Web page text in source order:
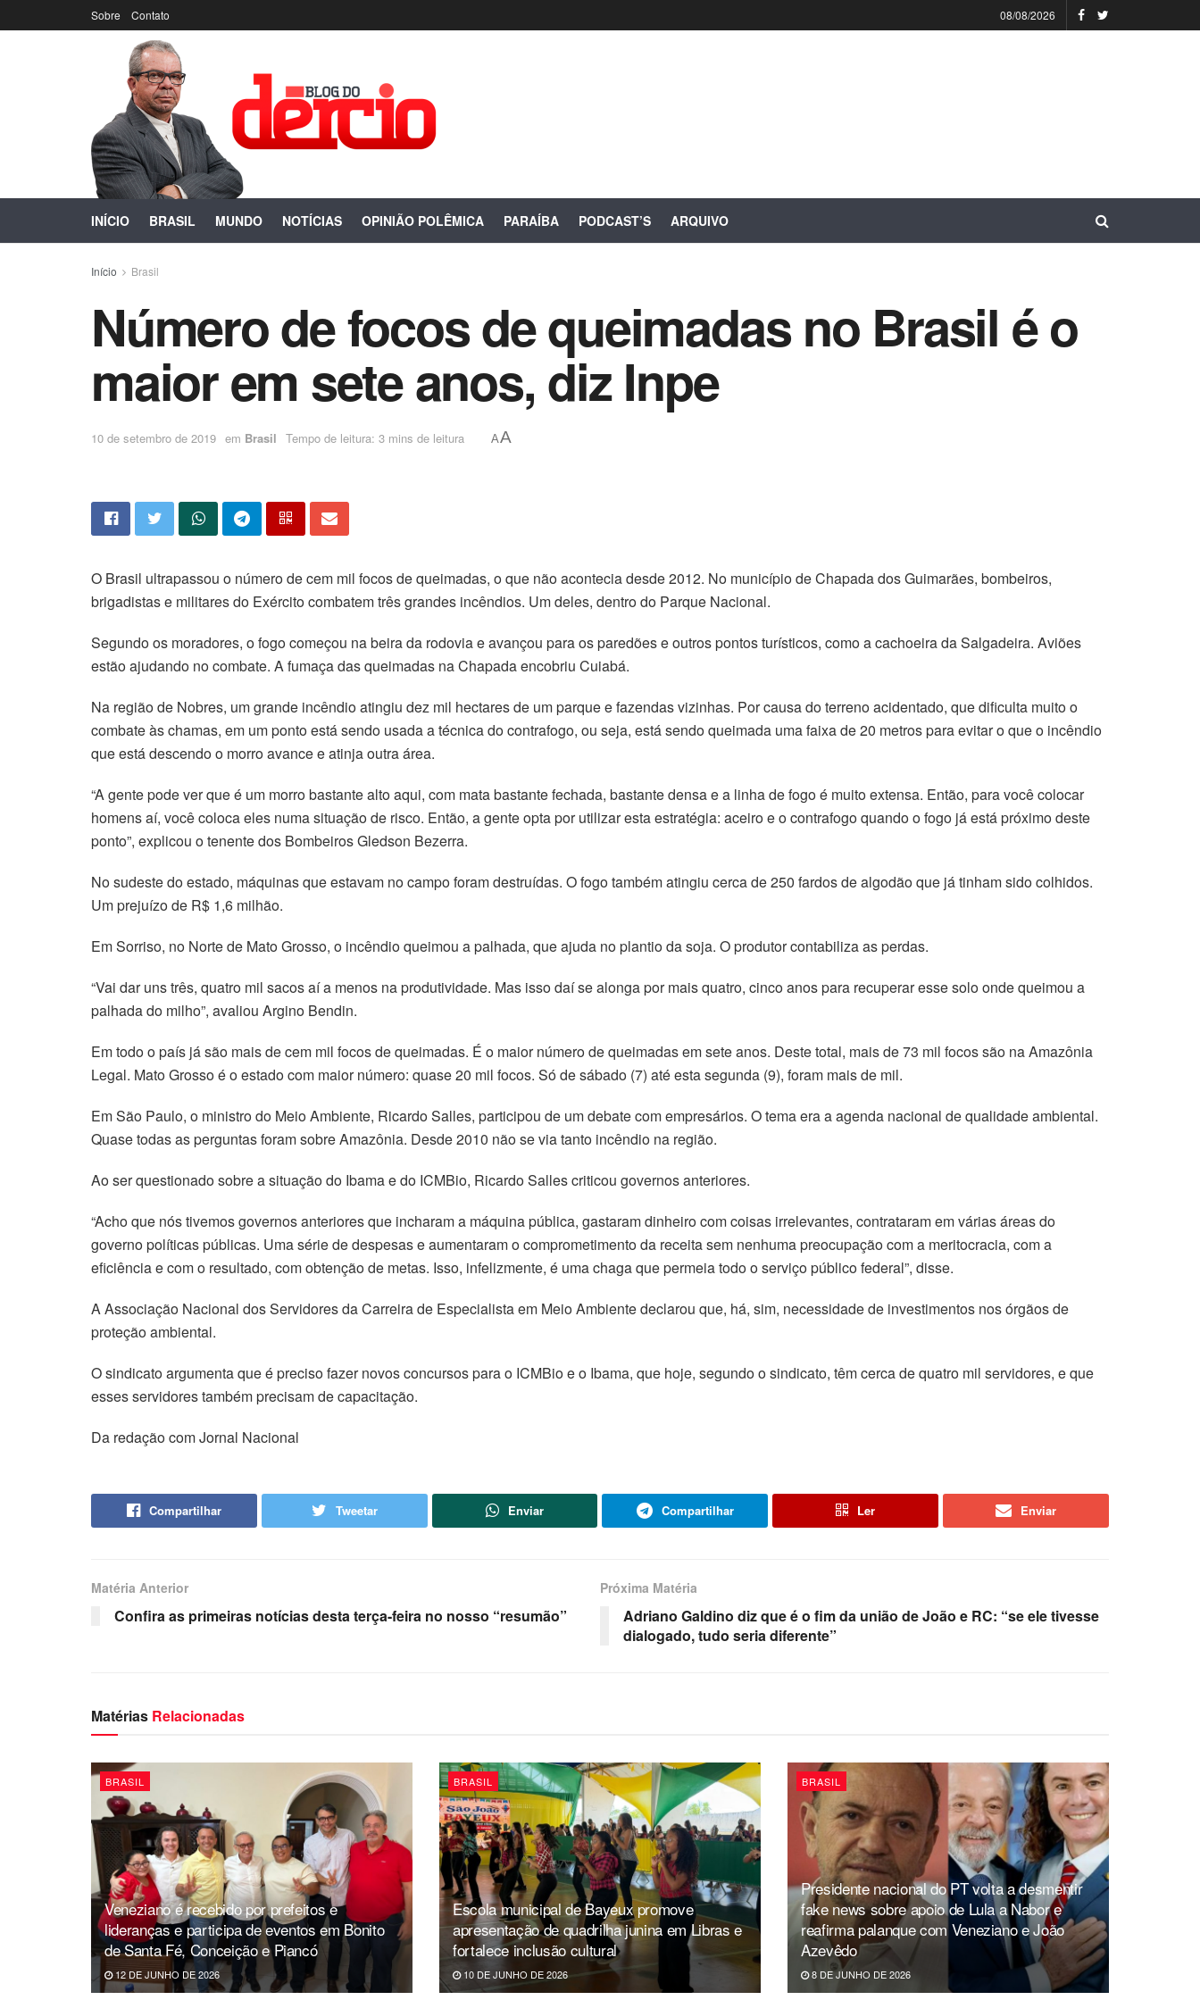
Sobre Contato 08/08/2026
INÍCIO BRASIL MUNDO NOTÍCIAS OPINIÃO POLÊMICA PARAÍBA PODCAST’S ARQUIVO
Início Brasil
Número de focos de queimadas no Brasil é o
maior em sete anos, diz Inpe
10 de setembro de 2019 em Brasil Tempo de leitura: 3 mins de leitura AA
O Brasil ultrapassou o número de cem mil focos de queimadas, o que não acontecia desde 2012. No município de Chapada dos Guimarães, bombeiros,
brigadistas e militares do Exército combatem três grandes incêndios. Um deles, dentro do Parque Nacional.
Segundo os moradores, o fogo começou na beira da rodovia e avançou para os paredões e outros pontos turísticos, como a cachoeira da Salgadeira. Aviões
estão ajudando no combate. A fumaça das queimadas na Chapada encobriu Cuiabá.
Na região de Nobres, um grande incêndio atingiu dez mil hectares de um parque e fazendas vizinhas. Por causa do terreno acidentado, que dificulta muito o
combate às chamas, em um ponto está sendo usada a técnica do contrafogo, ou seja, está sendo queimada uma faixa de 20 metros para evitar o que o incêndio
que está descendo o morro avance e atinja outra área.
“A gente pode ver que é um morro bastante alto aqui, com mata bastante fechada, bastante densa e a linha de fogo é muito extensa. Então, para você colocar
homens aí, você coloca eles numa situação de risco. Então, a gente opta por utilizar esta estratégia: aceiro e o contrafogo quando o fogo já está próximo deste
ponto”, explicou o tenente dos Bombeiros Gledson Bezerra.
No sudeste do estado, máquinas que estavam no campo foram destruídas. O fogo também atingiu cerca de 250 fardos de algodão que já tinham sido colhidos.
Um prejuízo de R$ 1,6 milhão.
Em Sorriso, no Norte de Mato Grosso, o incêndio queimou a palhada, que ajuda no plantio da soja. O produtor contabiliza as perdas.
“Vai dar uns três, quatro mil sacos aí a menos na produtividade. Mas isso daí se alonga por mais quatro, cinco anos para recuperar esse solo onde queimou a
palhada do milho”, avaliou Argino Bendin.
Em todo o país já são mais de cem mil focos de queimadas. É o maior número de queimadas em sete anos. Deste total, mais de 73 mil focos são na Amazônia
Legal. Mato Grosso é o estado com maior número: quase 20 mil focos. Só de sábado (7) até esta segunda (9), foram mais de mil.
Em São Paulo, o ministro do Meio Ambiente, Ricardo Salles, participou de um debate com empresários. O tema era a agenda nacional de qualidade ambiental.
Quase todas as perguntas foram sobre Amazônia. Desde 2010 não se via tanto incêndio na região.
Ao ser questionado sobre a situação do Ibama e do ICMBio, Ricardo Salles criticou governos anteriores.
“Acho que nós tivemos governos anteriores que incharam a máquina pública, gastaram dinheiro com coisas irrelevantes, contrataram em várias áreas do
governo políticas públicas. Uma série de despesas e aumentaram o comprometimento da receita sem nenhuma preocupação com a meritocracia, com a
eficiência e com o resultado, com obtenção de metas. Isso, infelizmente, é uma chaga que permeia todo o serviço público federal”, disse.
A Associação Nacional dos Servidores da Carreira de Especialista em Meio Ambiente declarou que, há, sim, necessidade de investimentos nos órgãos de
proteção ambiental.
O sindicato argumenta que é preciso fazer novos concursos para o ICMBio e o Ibama, que hoje, segundo o sindicato, têm cerca de quatro mil servidores, e que
esses servidores também precisam de capacitação.
Da redação com Jornal Nacional
Compartilhar Tweetar Enviar Compartilhar Ler Enviar
Matéria Anterior
Confira as primeiras notícias desta terça-feira no nosso “resumão”
Próxima Matéria
Adriano Galdino diz que é o fim da união de João e RC: “se ele tivesse
dialogado, tudo seria diferente”
Matérias Relacionadas
BRASIL
Veneziano é recebido por prefeitos e
lideranças e participa de eventos em Bonito
de Santa Fé, Conceição e Piancó
12 DE JUNHO DE 2026
BRASIL
Escola municipal de Bayeux promove
apresentação de quadrilha junina em Libras e
fortalece inclusão cultural
10 DE JUNHO DE 2026
BRASIL
Presidente nacional do PT volta a desmentir
fake news sobre apoio de Lula a Nabor e
reafirma palanque com Veneziano e João
Azevêdo
8 DE JUNHO DE 2026